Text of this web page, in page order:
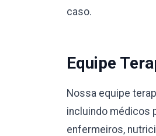
caso.
Equipe
Nossa equipe
incluindo médicos
enfermeiros,